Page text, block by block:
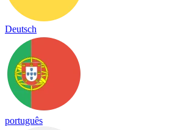
Deutsch
português